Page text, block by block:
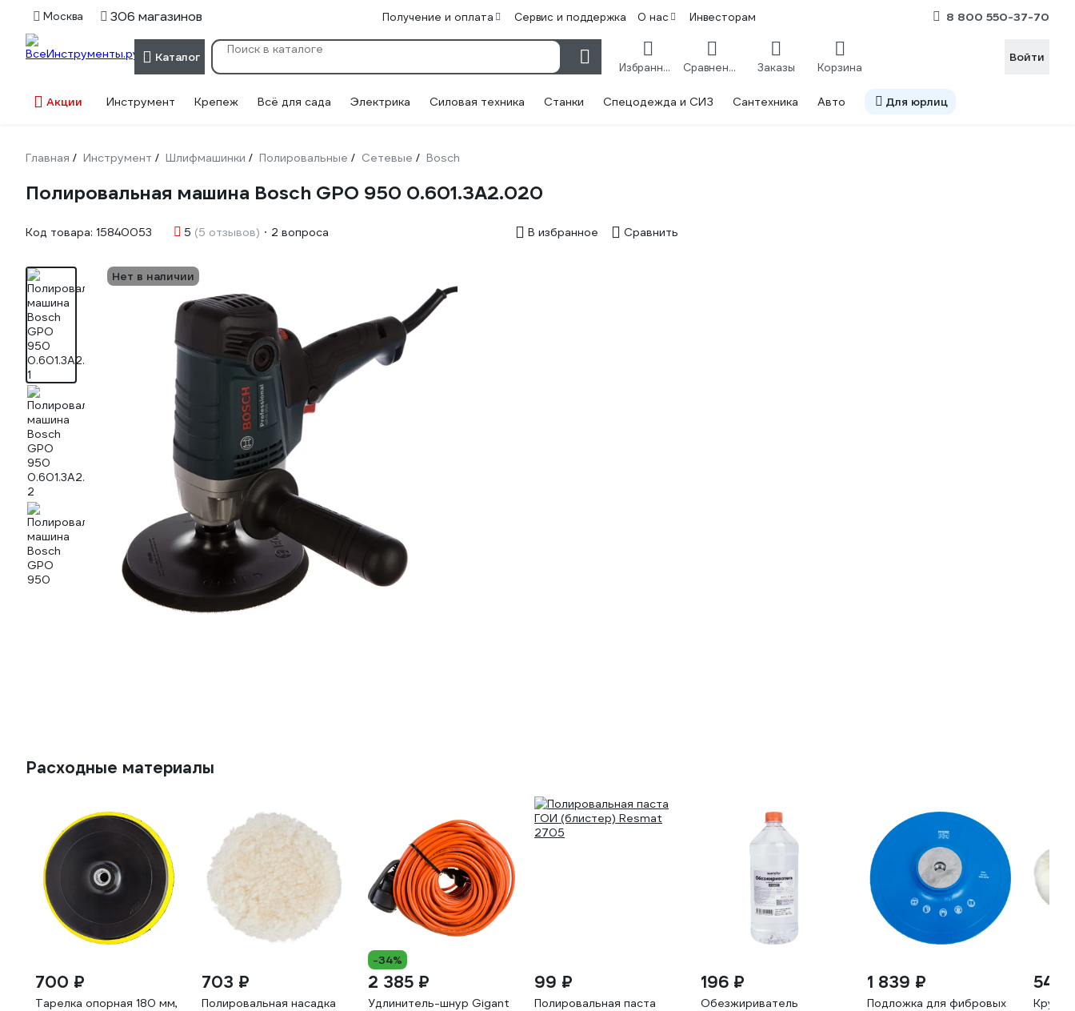
Москва 306 магазинов Получение и оплата Сервис и поддержка О нас Инвесторам 8 800 550-37-70
Каталог
Избранное Сравнение Заказы Корзина
Войти
Акции Инструмент Крепеж Всё для сада Электрика Силовая техника Станки Спецодежда и СИЗ Сантехника Авто Для юрлиц
Главная / Инструмент / Шлифмашинки / Полировальные / Сетевые / Bosch
Полировальная машина Bosch GPO 950 0.601.3A2.020
Код товара: 15840053 5 (5 отзывов) 2 вопроса В избранное Сравнить
Нет в наличии
Расходные материалы
700 ₽
Тарелка опорная 180 мм,
703 ₽
Полировальная насадка
-34%
2 385 ₽
Удлинитель-шнур Gigant
99 ₽
Полировальная паста
196 ₽
Обезжириватель
1 839 ₽
Подложка для фибровых
541
Круг